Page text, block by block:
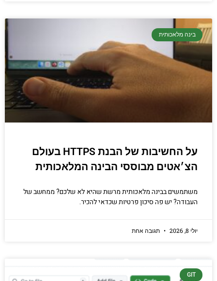
בינה מלאכותית
על החשיבות של הבנת HTTPS בעולם
הצ׳אטים מבוססי הבינה המלאכותית
משתמשים בבינה מלאכותית מרשת שהיא לא שלכם? ממחשב של
העבודה? יש פה סיכון פרטיות שכדאי להכיר.
יולי 8, 2026 תגובה אחת
GIT